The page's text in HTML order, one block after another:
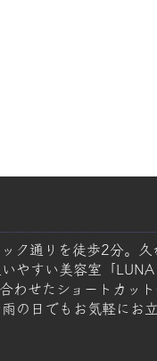
ク通りを徒歩2分。
やすい美容室「LUNA
わせたショートカッ
の日でもお気軽にお